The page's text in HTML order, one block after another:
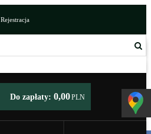
Rejestracja
Do zapłaty: 0,00PLN